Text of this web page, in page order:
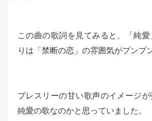
この曲の歌詞を見てみると、「純愛
りは「禁断の恋」の雰囲気がプンプ
プレスリーの甘い歌声のイメージ
純愛の歌なのかと思っていました。